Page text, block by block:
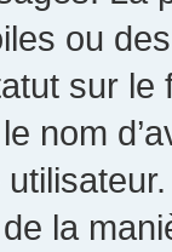
ou
sur
nom
la